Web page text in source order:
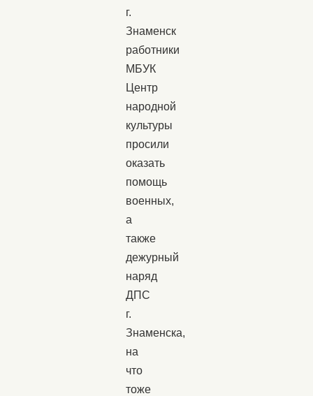
г.
Знаменск
работники
МБУК
Центр
народной
культуры
просили
оказать
помощь
военных,
а
также
дежурный
наряд
ДПС
г.
Знаменска,
на
что
тоже